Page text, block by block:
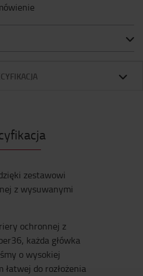
zestawowi
z wysuwanymi
ochronnej z
każda główka
o wysokiej
łatwej do rozłożenia